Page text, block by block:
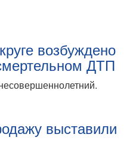
возбуждено
ДТП
выставили